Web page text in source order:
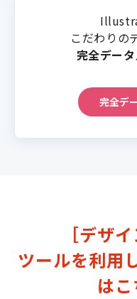
こだわりの
完全デー
完全デ
［デザ
ツールを利用
は